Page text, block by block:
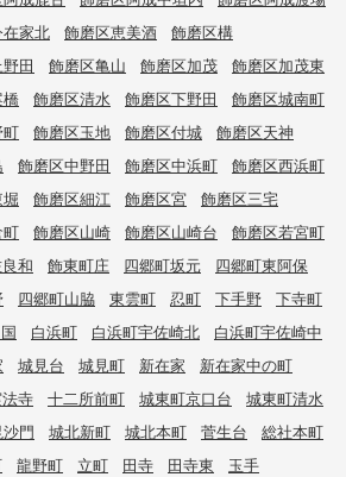
家北 飾磨区恵美酒
飾磨区構
田 飾磨区亀山 飾磨区加茂
飾磨区加茂東
橋 飾磨区清水 飾磨区下野田
飾磨区城南町
町 飾磨区玉地 飾磨区付城
飾磨区天神
飾磨区中野田 飾磨区中浜町
飾磨区西浜町
飾磨区細江 飾磨区宮
飾磨区三宅
町 飾磨区山崎 飾磨区山崎台
飾磨区若宮町
和 飾東町庄 四郷町坂元
四郷町東阿保
四郷町山脇 東雲町 忍町 下手野
下寺町
白浜町 白浜町宇佐崎北
白浜町宇佐崎中
城見台 城見町 新在家
新在家中の町
寺 十二所前町 城東町京口台
城東町清水
門 城北新町 城北本町 菅生台
総社本町
龍野町 立町 田寺 田寺東
玉手